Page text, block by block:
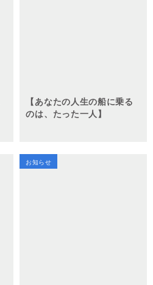
【あなたの人生の船に乗る
のは、たった一人】
お知らせ